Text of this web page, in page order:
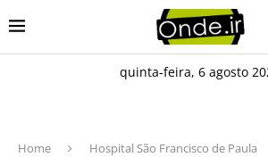
quinta-feira, 6 agosto
Home Hospital São Francisco de Paula